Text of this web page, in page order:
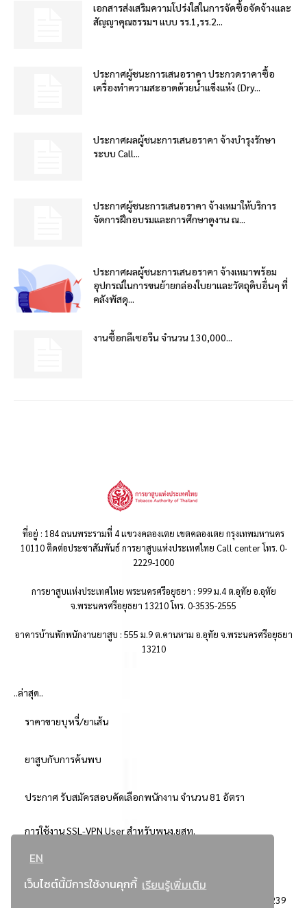
EN
เว็บไซต์นี้มีการใช้งานคุกกี้ เรียนรู้เพิ่มเติม
เอกสารส่งเสริมความโปร่งใสในการจัดซื้อจัดจ้างและ
สัญญาคุณธรรมฯ แบบ รร.1,รร.2...
ประกาศผู้ชนะการเสนอราคา ประกวดราคาซื้อ
เครื่องทำความสะอาดด้วยน้ำแข็งแห้ง (Dry...
ประกาศผลผู้ชนะการเสนอราคา จ้างบำรุงรักษา
ระบบ Call...
ประกาศผู้ชนะการเสนอราคา จ้างเหมาให้บริการ
จัดการฝึกอบรมและการศึกษาดูงาน ณ...
ประกาศผลผู้ชนะการเสนอราคา จ้างเหมาพร้อม
อุปกรณ์ในการขนย้ายกล่องใบยาและวัตถุดิบอื่นๆ ที่
คลังพัสดุ...
งานซื้อกลีเซอรีน จำนวน 130,000...
ที่อยู่ : 184 ถนนพระรามที่ 4 แขวงคลองเตย เขตคลองเตย กรุงเทพมหานคร
10110 ติดต่อประชาสัมพันธ์ การยาสูบแห่งประเทศไทย Call center โทร. 0-
2229-1000
การยาสูบแห่งประเทศไทย พระนครศรีอยุธยา : 999 ม.4 ต.อุทัย อ.อุทัย
จ.พระนครศรีอยุธยา 13210 โทร. 0-3535-2555
อาคารบ้านพักพนักงานยาสูบ : 555 ม.9 ต.คานหาม อ.อุทัย จ.พระนครศรีอยุธยา
13210
..ล่าสุด..
ราคาขายบุหรี่/ยาเส้น
ยาสูบกับการค้นพบ
ประกาศ รับสมัครสอบคัดเลือกพนักงาน จำนวน 81 อัตรา
การใช้งาน SSL-VPN User สำหรับพนง.ยสท.
..ยอดนิยม..
3239